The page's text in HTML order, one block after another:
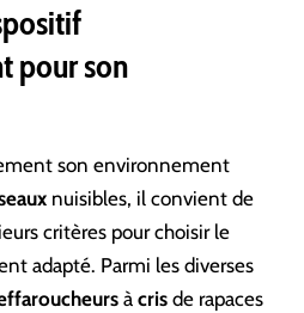
pour son
son environnement
nuisibles, il convient de
critères pour choisir le
adapté. Parmi les diverses
à cris de rapaces